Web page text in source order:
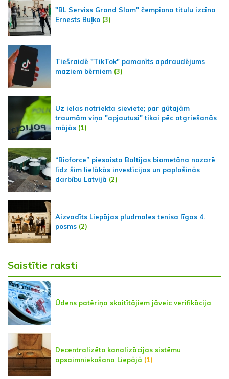
"BL Serviss Grand Slam" čempiona titulu izcīna
Ernests Buļko (3)
Tiešraidē "TikTok" pamanīts apdraudējums
maziem bērniem (3)
Uz ielas notriekta sieviete; par gūtajām
traumām viņa "apjautusi" tikai pēc atgriešanās
mājās (1)
“Bioforce” piesaista Baltijas biometāna nozarē
līdz šim lielākās investīcijas un paplašinās
darbību Latvijā (2)
Aizvadīts Liepājas pludmales tenisa līgas 4.
posms (2)
Saistītie raksti
Ūdens patēriņa skaitītājiem jāveic verifikācija
Decentralizēto kanalizācijas sistēmu
apsaimniekošana Liepājā (1)